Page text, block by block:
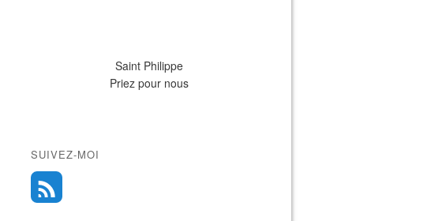
Saint Philippe
Priez pour nous
SUIVEZ-MOI